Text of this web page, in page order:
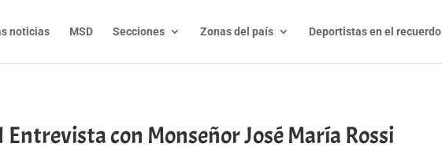
noticias MSD Secciones Zonas del país Deportistas en el recuerdo
Entrevista con Monseñor José María Rossi